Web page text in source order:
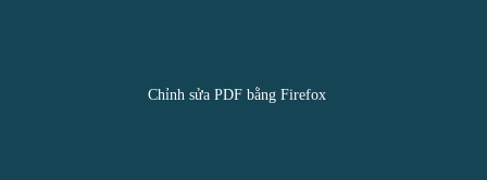
Chỉnh sửa PDF bằng Firefox